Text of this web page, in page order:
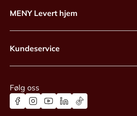
MENY Levert hjem
Kundeservice
Følg oss